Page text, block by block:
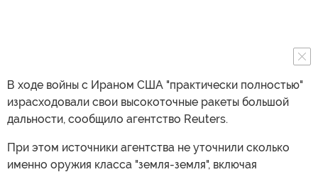
В ходе войны с Ираном США "практически полностью"
израсходовали свои высокоточные ракеты большой
дальности, сообщило агентство Reuters.
При этом источники агентства не уточнили сколько
именно оружия класса "земля-земля", включая